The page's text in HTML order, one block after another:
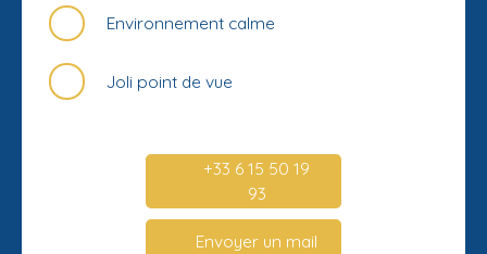
Environnement calme
Joli point de vue
+33 6 15 50 19
93
Envoyer un mail